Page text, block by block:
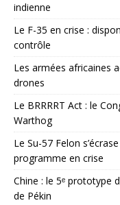
indienne
Le F-35 en crise :
contrôle
Les armées africaines
drones
Le BRRRRT Act : le
Warthog
Le Su-57 Felon
programme en crise
Chine : le 5ᵉ prototype
de Pékin